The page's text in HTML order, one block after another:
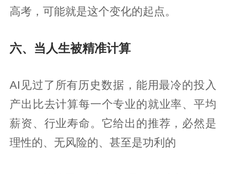
高考，可能就是这个变化的起点。
六、当人生被精准计算
AI见过了所有历史数据，能用最冷的投入
产出比去计算每一个专业的就业率、平均
薪资、行业寿命。它给出的推荐，必然是
理性的、无风险的、甚至是功利的